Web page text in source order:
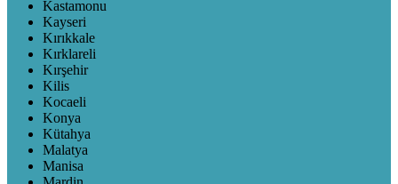
Kastamonu
Kayseri
Kırıkkale
Kırklareli
Kırşehir
Kilis
Kocaeli
Konya
Kütahya
Malatya
Manisa